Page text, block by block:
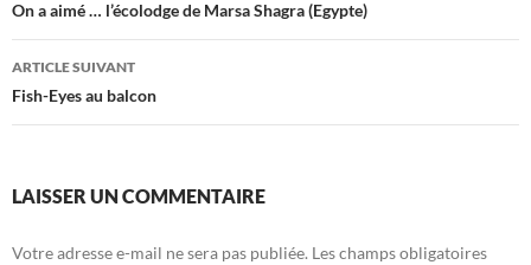
des
articles
On a aimé … l’écolodge de Marsa Shagra (Egypte)
ARTICLE SUIVANT
Fish-Eyes au balcon
LAISSER UN COMMENTAIRE
Votre adresse e-mail ne sera pas publiée. Les champs obligatoires